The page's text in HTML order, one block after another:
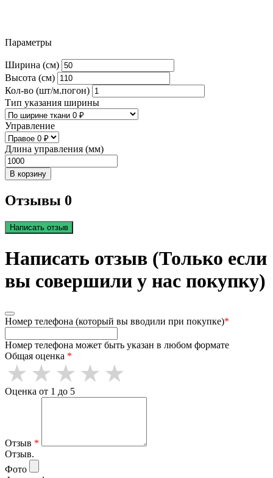
Параметры
Ширина (см)
Высота (см)
Кол-во (шт/м.погон)
Тип указания ширины
Управление
Длина управления (мм)
В корзину
Отзывы 0
Написать отзыв
Написать отзыв (Только если
вы совершили у нас покупку)
Номер телефона (который вы вводили при покупке)*
Номер телефона может быть указан в любом формате
Общая оценка *
Оценка от 1 до 5
Отзыв *
Отзыв.
Фото